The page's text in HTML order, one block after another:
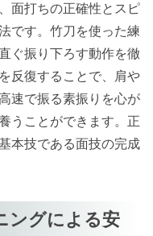
面打ちの正確性とスピ
です。竹刀を使った練
ぐ振り下ろす動作を徹
反復することで、肩や
速で振る素振りを心が
うことができます。正
本技である面技の完成
ングによる安